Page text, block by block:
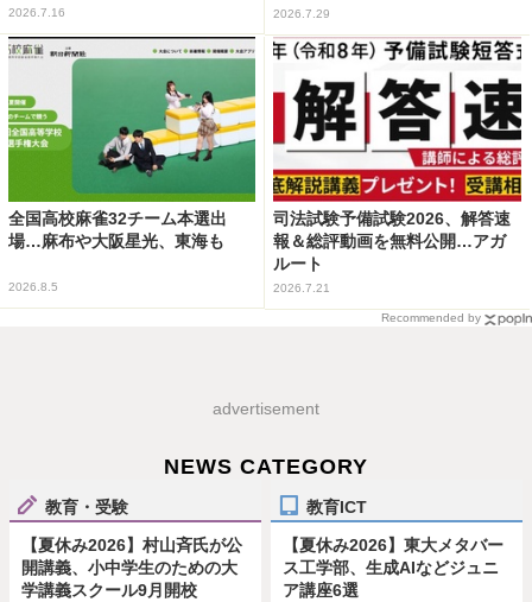
2026.7.16 2026.7.29
全国高校麻雀32チーム本選出
場…麻布や大阪星光、東海も
2026.8.5
司法試験予備試験2026、解答速
報＆総評動画を無料公開…アガ
ルート
2026.7.21
Recommended by
advertisement
NEWS CATEGORY
教育・受験
【夏休み2026】村山斉氏が公
開講義、小中学生のための大
学講義スクール9月開校
教育ICT
【夏休み2026】東大メタバー
ス工学部、生成AIなどジュニ
ア講座6選